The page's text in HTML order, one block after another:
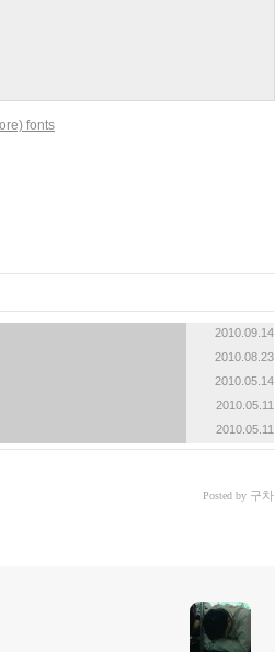
fonts
2010.09.14
2010.08.23
2010.05.14
2010.05.11
2010.05.11
Posted by 구